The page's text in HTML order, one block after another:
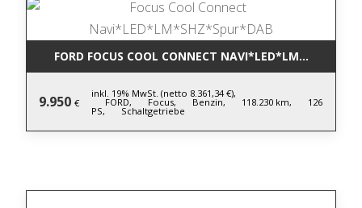
FORD FOCUS COOL CONNECT
9.950 €
inkl. 19% MwSt. (netto 8.361,34 €),
FORD, Focus, Benzin, 118.230 km, 126
PS, Schaltgetriebe